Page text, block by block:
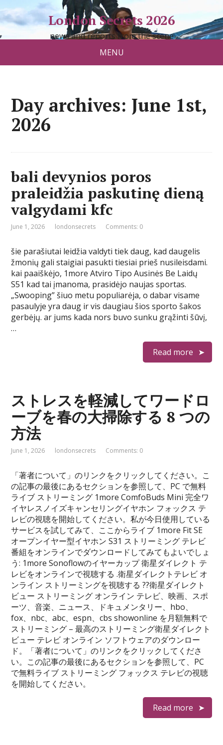
London Secrets 2026
news and reports from the scene
MENU
Day archives: June 1st,
2026
bali devynios poros
praleidžia paskutinę dieną
valgydami kfc
June 1, 2026 londonsecrets Comments: 0
šie parašiutai leidžia valdyti tiek daug, kad daugelis
žmonių gali staigiai pasukti tiesiai prieš nusileisdami.
kai paaiškėjo, 1more Atviro Tipo Ausinės Be Laidų
S51 kad tai įmanoma, prasidėjo naujas sportas.
„Swooping” šiuo metu populiarėja, o dabar visame
pasaulyje yra daug ir vis daugiau šios sporto šakos
gerbėjų. ar jums kada nors buvo sunku grąžinti šūvį,
…
Read more
ストレスを軽減してワードロ
ーブを春の大掃除する 8 つの
方法
June 1, 2026 londonsecrets Comments: 0
「著者について」のリンクをクリックしてください。こ
の記事の最後にあるセクションを参照して、PC で無料
ライブ ストリーミング 1more ComfoBuds Mini 完全ワ
イヤレスノイズキャンセリングイヤホン フォックス テ
レビの視聴を開始してください。私が今日使用している
サービスを試してみて、ここからライブ 1more Fit SE
オープンイヤー型イヤホン S31 ストリーミング テレビ
番組をオンラインでダウンロードしてみてもよいでしょ
う: 1more Sonoflowのイヤーカップ 衛星ダイレクト テ
レビをオンラインで視聴する .衛星ダイレクトテレビ オ
ンライン ストリーミングを視聴する ??衛星ダイレクト
ビュー ストリーミング オンライン テレビ、映画、スポ
ーツ、音楽、ニュース、ドキュメンタリー、hbo、
fox、nbc、abc、espn、cbs showonline を月額無料で
ストリーミング – 最高のストリーミング衛星ダイレクト
ビュー テレビ オンライン ソフトウェアのダウンロー
ド。「著者について」のリンクをクリックしてくださ
い。この記事の最後にあるセクションを参照して、PC
で無料ライブ ストリーミング フォックス テレビの視聴
を開始してください。
Read more